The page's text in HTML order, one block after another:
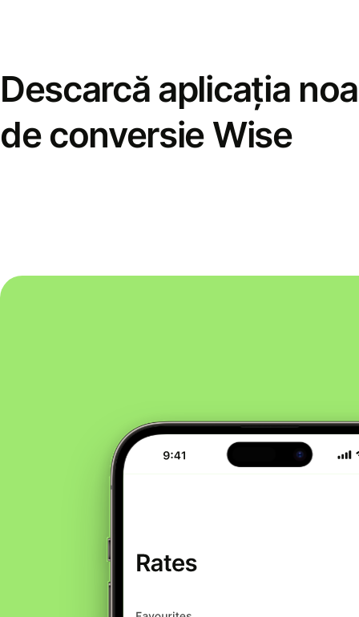
Descarcă aplicația
de conversie Wise